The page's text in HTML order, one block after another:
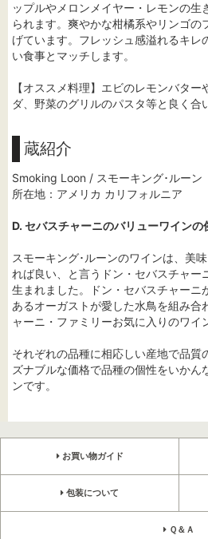
ップルやメロンメイヤー・レモンの生
られます。爽やかな柑橘系やリンゴの
げています。フレッシュ感溢れるキレ
い食事とマッチします。
【オススメ料理】エビのレモンバタ
ダ、野菜のグリルのパスタ等と良く合
蔵紹介
Smoking Loon / スモーキング･ルーン
所在地：アメリカ カリフォルニア
D. セバスチャーニのバリューワインの
スモーキング･ルーンのワインは、美
れば良い、と言うドン・セバスチャー
生まれました。ドン・セバスチャーニ
あるオーガストが愛した水鳥を組み合
ャーニ・ファミリーお気に入りのワイ
それぞれの品種に相応しい産地で品質
ズナブルな価格で品種の個性をいかん
ンです。
お買い物ガイド
包装について
Ｑ＆Ａ